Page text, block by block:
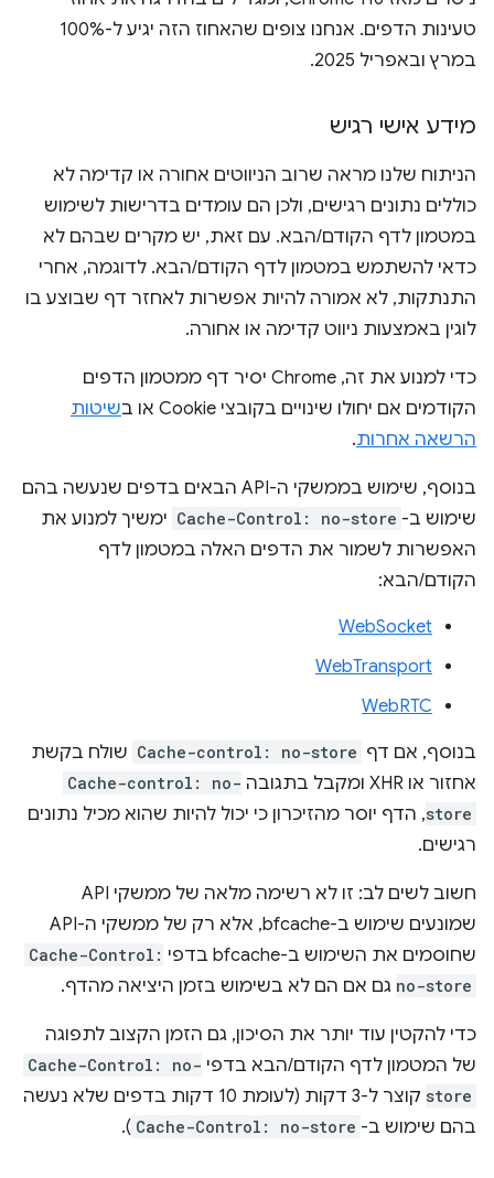
טעינות הדפים. אנחנו צופים שהאחוז הזה יגיע ל-100%
במרץ ובאפריל 2025.
מידע אישי רגיש
הניתוח שלנו מראה שרוב הניווטים אחורה או קדימה לא
כוללים נתונים רגישים, ולכן הם עומדים בדרישות לשימוש
במטמון לדף הקודם/הבא. עם זאת, יש מקרים שבהם לא
כדאי להשתמש במטמון לדף הקודם/הבא. לדוגמה, אחרי
התנתקות, לא אמורה להיות אפשרות לאחזר דף שבוצע בו
לוגין באמצעות ניווט קדימה או אחורה.
כדי למנוע את זה, Chrome יסיר דף ממטמון הדפים
הקודמים אם יחולו שינויים בקובצי Cookie או ב
שיטות
הרשאה אחרות.
בנוסף, שימוש בממשקי ה-API הבאים בדפים שנעשה בהם
שימוש ב- Cache-Control: no-store ימשיך למנוע את
האפשרות לשמור את הדפים האלה במטמון לדף
הקודם/הבא:
WebSocket
WebTransport
WebRTC
בנוסף, אם דף Cache-control: no-store שולח בקשת
אחזור או XHR ומקבל בתגובה
Cache-control: no-
store, הדף יוסר מהזיכרון כי יכול להיות שהוא מכיל נתונים
רגישים.
חשוב לשים לב: זו לא רשימה מלאה של ממשקי API
שמונעים שימוש ב-bfcache, אלא רק של ממשקי ה-API
שחוסמים את השימוש ב-bfcache בדפי
Cache-Control:
no-store גם אם הם לא בשימוש בזמן היציאה מהדף.
כדי להקטין עוד יותר את הסיכון, גם הזמן הקצוב לתפוגה
של המטמון לדף הקודם/הבא בדפי Cache-Control: no-
store
קוצר ל-3 דקות (לעומת 10 דקות בדפים שלא נעשה
בהם שימוש ב- Cache-Control: no-store
).